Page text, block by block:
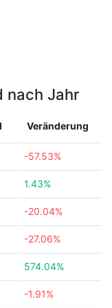
nach Jahr
Veränderung
-57.53%
1.43%
-20.04%
-27.06%
574.04%
-1.91%